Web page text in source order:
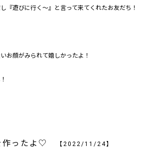
『遊びに行く～』と言って来てくれたお友だち！
お顔がみられて嬉しかったよ！
作ったよ♡ 【2022/11/24】